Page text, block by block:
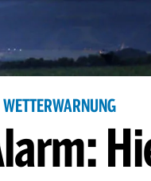
WETTERWARNUNG